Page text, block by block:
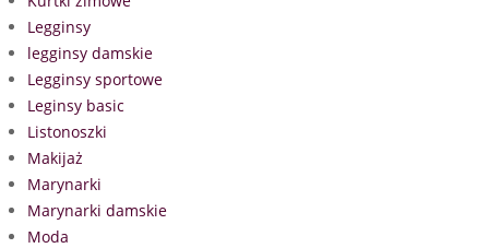
Legginsy
legginsy damskie
Legginsy sportowe
Leginsy basic
Listonoszki
Makijaż
Marynarki
Marynarki damskie
Moda